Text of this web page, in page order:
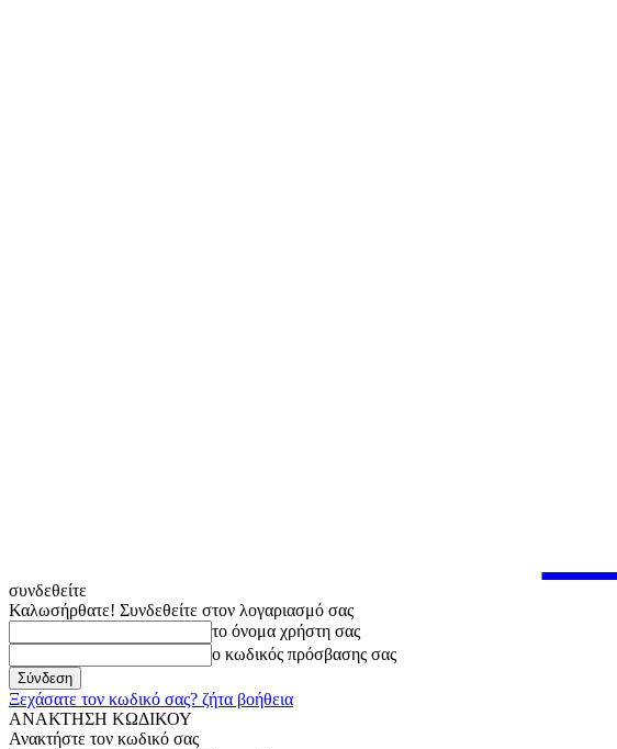
συνδεθείτε
Καλωσήρθατε! Συνδεθείτε στον λογαριασμό σας
το όνομα χρήστη σας
ο κωδικός πρόσβασης σας
Ξεχάσατε τον κωδικό σας? ζήτα βοήθεια
ΑΝΑΚΤΗΣΗ ΚΩΔΙΚΟΥ
Ανακτήστε τον κωδικό σας